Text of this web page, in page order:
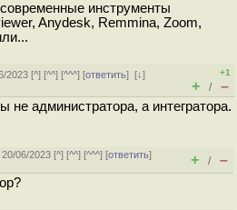
инструменты
Anydesk, Remmina, Zoom,
2023 [^] [^^] [^^^] [ответить][↓]
+1
+ / –
не администратора, а интегратора.
06/2023 [^] [^^] [^^^] [ответить]
+ / –